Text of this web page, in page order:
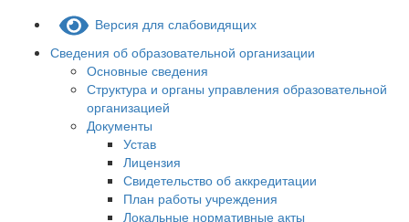
Версия для слабовидящих
Сведения об образовательной организации
Основные сведения
Структура и органы управления образовательной
организацией
Документы
Устав
Лицензия
Свидетельство об аккредитации
План работы учреждения
Локальные нормативные акты